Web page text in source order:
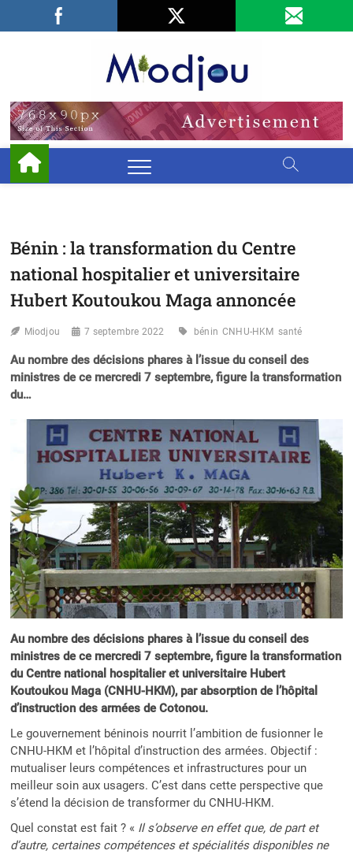
Facebook
LinkedIn
Bénin : la transformation du Centre
national hospitalier et universitaire
Hubert Koutoukou Maga annoncée
Miodjou 7 septembre 2022 bénin CNHU-HKM santé
Au nombre des décisions phares à l’issue du conseil des
ministres de ce mercredi 7 septembre, figure la transformation
du…
Au nombre des décisions phares à l’issue du conseil des
ministres de ce mercredi 7 septembre, figure la transformation
du Centre national hospitalier et universitaire Hubert
Koutoukou Maga (CNHU-HKM), par absorption de l’hôpital
d’instruction des armées de Cotonou.
Le gouvernement béninois nourrit l’ambition de fusionner le
CNHU-HKM et l’hôpital d’instruction des armées. Objectif :
mutualiser leurs compétences et infrastructures pour un
meilleur soin aux usagers. C’est dans cette perspective que
s’étend la décision de transformer du CNHU-HKM.
Quel constat est fait ? « Il s’observe en effet que, de part et
d’autre, certaines compétences et spécialités disponibles ne